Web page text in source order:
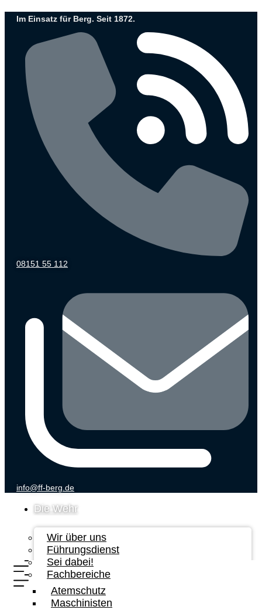
InhaltIm Einsatz für Berg. Seit 1872.
08151 55 112
info@ff-berg.de
Die Wehr
Wir über uns
Führungsdienst
Sei dabei!
Fachbereiche
Atemschutz
Maschinisten